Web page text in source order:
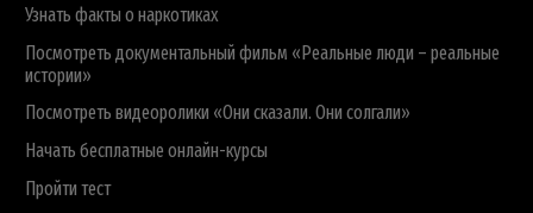
Узнать факты о наркотиках
Посмотреть документальный фильм «Реальные люди – реальные
истории»
Посмотреть видеоролики «Они сказали. Они солгали»
Начать бесплатные онлайн-курсы
Пройти тест